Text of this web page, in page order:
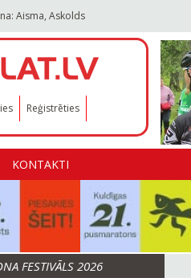
Aisma, Askolds
Reģistrēties
KONTAKTI
FESTIVĀLS 2026